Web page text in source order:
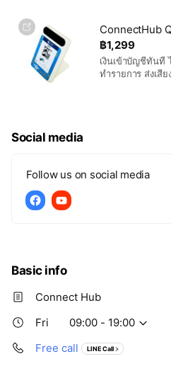
จังหวัด หรือ ต่างป
อุ่นใจเสมอ เชื่อม
฿1,299
ConnectHub
เงินเข้าบัญชีทันที
ทำรายการ ส่งเสี
Social media
Follow us on social media
Basic info
Connect Hub
Fri
09:00 - 19:00
Free call
LINE Call